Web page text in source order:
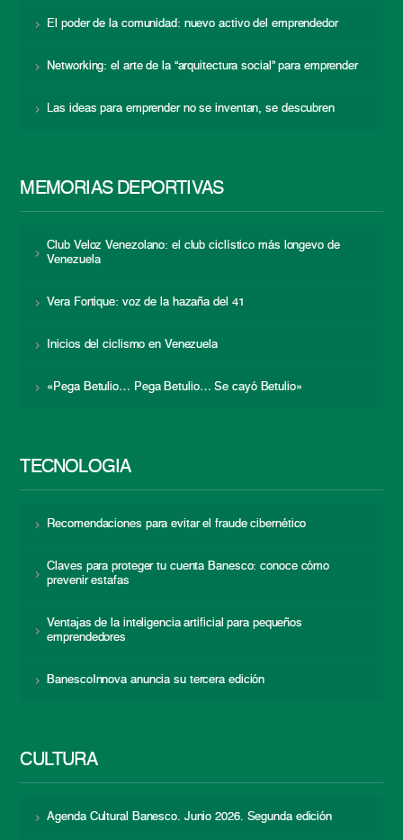
El poder de la comunidad: nuevo activo del emprendedor
Networking: el arte de la “arquitectura social” para emprender
Las ideas para emprender no se inventan, se descubren
MEMORIAS DEPORTIVAS
Club Veloz Venezolano: el club ciclístico más longevo de
Venezuela
Vera Fortique: voz de la hazaña del 41
Inicios del ciclismo en Venezuela
«Pega Betulio… Pega Betulio… Se cayó Betulio»
TECNOLOGÍA
Recomendaciones para evitar el fraude cibernético
Claves para proteger tu cuenta Banesco: conoce cómo
prevenir estafas
Ventajas de la inteligencia artificial para pequeños
emprendedores
BanescoInnova anuncia su tercera edición
CULTURA
Agenda Cultural Banesco. Junio 2026. Segunda edición